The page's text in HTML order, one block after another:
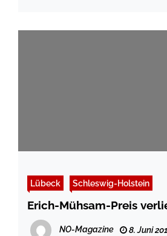
Lübeck Schleswig-Holstein
Erich-Mühsam-Preis
NO-Magazine 8. Juni